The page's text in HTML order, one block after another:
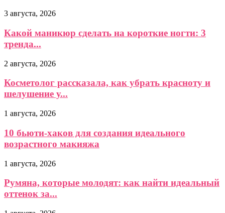
3 августа, 2026
Какой маникюр сделать на короткие ногти: 3
тренда...
2 августа, 2026
Косметолог рассказала, как убрать красноту и
шелушение у...
1 августа, 2026
10 бьюти-хаков для создания идеального
возрастного макияжа
1 августа, 2026
Румяна, которые молодят: как найти идеальный
оттенок за...